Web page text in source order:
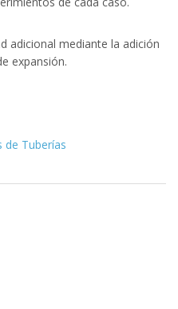
adicional mediante la adición
expansión.
de Tuberías